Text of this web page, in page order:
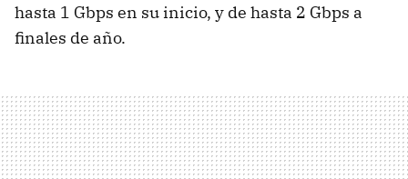
hasta 1 Gbps en su inicio, y de hasta 2 Gbps a
finales de año.